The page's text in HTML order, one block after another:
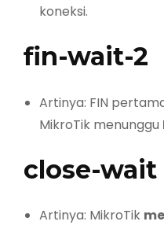
koneksi.
fin-wait-2
Artinya: FIN
MikroTik menunggu
close-wait
Artinya: MikroTik